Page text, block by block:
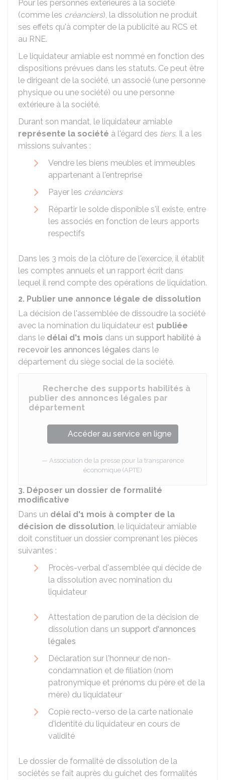
Pour les personnes extérieures à la société
(comme les créanciers), la dissolution ne produit
ses effets qu'à compter de la publicité au RCS et
au RNE.
Le liquidateur amiable est nommé en fonction des
dispositions prévues dans les statuts. Ce peut être
le dirigeant de la société, un associé (une personne
physique ou une société) ou une personne
extérieure à la société.
Durant son mandat, le liquidateur amiable
représente la société à l'égard des tiers. Il a les
missions suivantes :
Vendre les biens meubles et immeubles
appartenant à l'entreprise
Payer les créanciers
Répartir le solde disponible s'il existe, entre
les associés en fonction de leurs apports
respectifs
Dans les 3 mois de la clôture de l'exercice, il établit
les comptes annuels et un rapport écrit dans
lequel il rend compte des opérations de liquidation.
2. Publier une annonce légale de dissolution
La décision de l'assemblée de dissoudre la société
avec la nomination du liquidateur est publiée
dans le délai d'1 mois dans un support habilité à
recevoir les annonces légales dans le
département du siège social de la société.
Recherche des supports habilités à
publier des annonces légales par
département
Accéder au service en ligne
Association de la presse pour la transparence
économique (APTE)
3. Déposer un dossier de formalité
modificative
Dans un délai d'1 mois à compter de la
décision de dissolution, le liquidateur amiable
doit constituer un dossier comprenant les pièces
suivantes :
Procès-verbal d'assemblée qui décide de
la dissolution avec nomination du
liquidateur
Attestation de parution de la décision de
dissolution dans un support d'annonces
légales
Déclaration sur l'honneur de non-
condamnation et de filiation (nom
patronymique et prénoms du père et de la
mère) du liquidateur
Copie recto-verso de la carte nationale
d'identité du liquidateur en cours de
validité
Le dossier de formalité de dissolution de la
sociétés se fait auprès du guichet des formalités